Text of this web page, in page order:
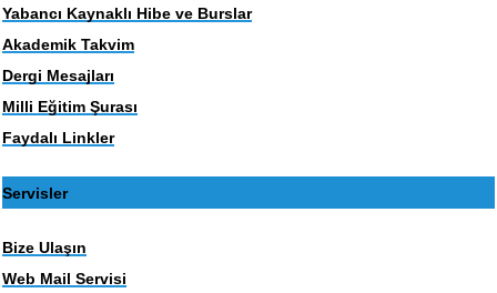
Yabancı Kaynaklı Hibe ve Burslar
Akademik Takvim
Dergi Mesajları
Milli Eğitim Şurası
Faydalı Linkler
Servisler
Bize Ulaşın
Web Mail Servisi